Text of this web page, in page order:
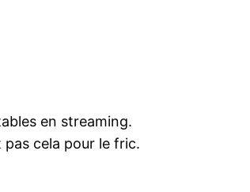
en streaming.
pas cela pour le fric.